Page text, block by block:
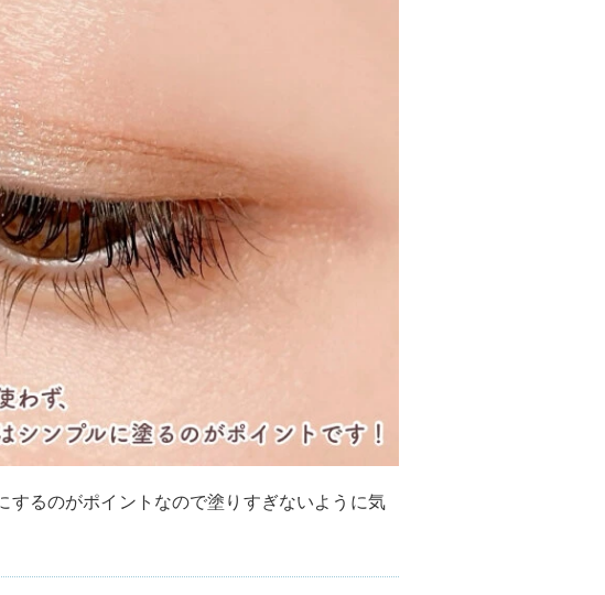
するのがポイントなので塗りすぎないように気